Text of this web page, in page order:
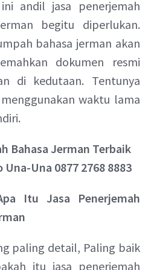
andil jasa penerjemah
begitu diperlukan.
bahasa jerman akan
dokumen resmi
di kedutaan. Tentunya
waktu lama
Bahasa Jerman Terbaik
Una 0877 2768 8883
Itu Jasa Penerjemah
paling detail, Paling baik
itu jasa penerjemah